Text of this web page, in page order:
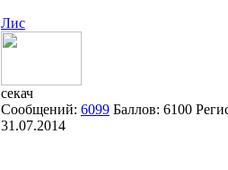
Лис
секач
Сообщений: 6099 Баллов: 6100
31.07.2014